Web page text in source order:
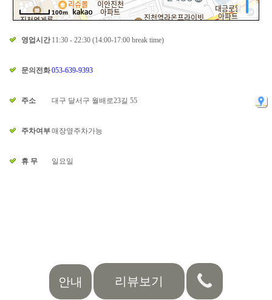
안내 리뷰보기
100m
영업시간 11:30 - 22:30 (14:00-17:00 break time)
문의전화053-639-9393
주소 대구 달서구 월배로23길 55
주차여부매장옆주차가능
휴 무 일요일